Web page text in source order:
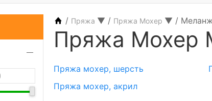
/ Пряжа ▼ / Пряжа Мохер ▼ /
Пряжа Мохер
Пряжа мохер, шерсть
Пряжа мохер, акрил